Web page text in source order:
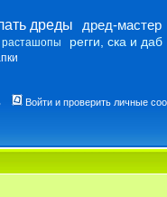
дреды дред-мастер
расташопы регги, ска и даб
Войти и проверить личные